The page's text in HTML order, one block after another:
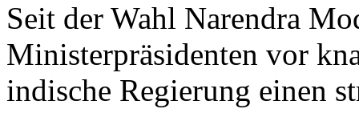
Seit der Wahl Narendra
Ministerpräsidenten vor
indische Regierung einen